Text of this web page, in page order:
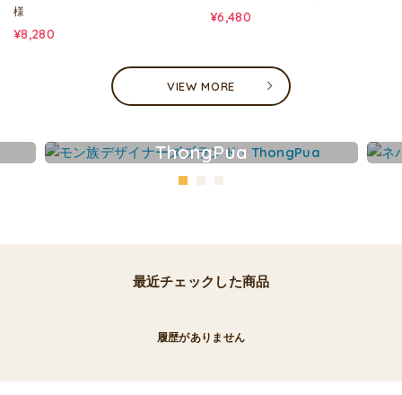
様
¥8,280
¥6,480
VIEW MORE
ThongPua
最近チェックした商品
履歴がありません